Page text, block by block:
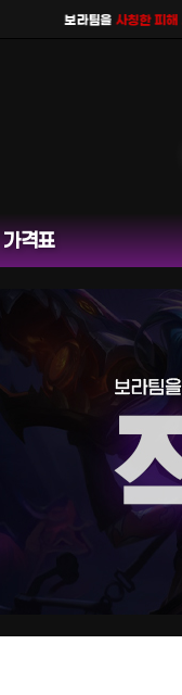
보라팀을사칭한 피해 사례
가격표